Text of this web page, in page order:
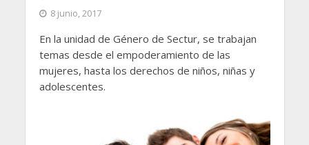
8 junio, 2017
En la unidad de Género de Sectur, se trabajan
temas desde el empoderamiento de las
mujeres, hasta los derechos de niños, niñas y
adolescentes.